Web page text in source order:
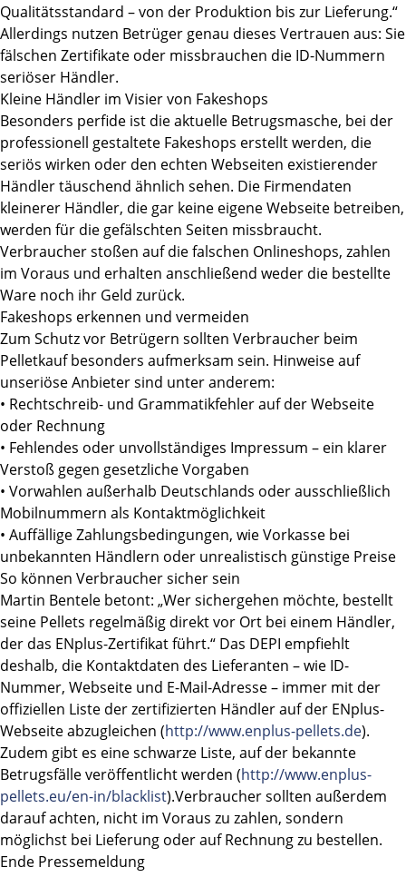
Qualitätsstandard – von der Produktion bis zur Lieferung.“
Allerdings nutzen Betrüger genau dieses Vertrauen aus: Sie
fälschen Zertifikate oder missbrauchen die ID-Nummern
seriöser Händler.
Kleine Händler im Visier von Fakeshops
Besonders perfide ist die aktuelle Betrugsmasche, bei der
professionell gestaltete Fakeshops erstellt werden, die
seriös wirken oder den echten Webseiten existierender
Händler täuschend ähnlich sehen. Die Firmendaten
kleinerer Händler, die gar keine eigene Webseite betreiben,
werden für die gefälschten Seiten missbraucht.
Verbraucher stoßen auf die falschen Onlineshops, zahlen
im Voraus und erhalten anschließend weder die bestellte
Ware noch ihr Geld zurück.
Fakeshops erkennen und vermeiden
Zum Schutz vor Betrügern sollten Verbraucher beim
Pelletkauf besonders aufmerksam sein. Hinweise auf
unseriöse Anbieter sind unter anderem:
• Rechtschreib- und Grammatikfehler auf der Webseite
oder Rechnung
• Fehlendes oder unvollständiges Impressum – ein klarer
Verstoß gegen gesetzliche Vorgaben
• Vorwahlen außerhalb Deutschlands oder ausschließlich
Mobilnummern als Kontaktmöglichkeit
• Auffällige Zahlungsbedingungen, wie Vorkasse bei
unbekannten Händlern oder unrealistisch günstige Preise
So können Verbraucher sicher sein
Martin Bentele betont: „Wer sichergehen möchte, bestellt
seine Pellets regelmäßig direkt vor Ort bei einem Händler,
der das ENplus-Zertifikat führt.“ Das DEPI empfiehlt
deshalb, die Kontaktdaten des Lieferanten – wie ID-
Nummer, Webseite und E-Mail-Adresse – immer mit der
offiziellen Liste der zertifizierten Händler auf der ENplus-
Webseite abzugleichen (http://www.enplus-pellets.de).
Zudem gibt es eine schwarze Liste, auf der bekannte
Betrugsfälle veröffentlicht werden (http://www.enplus-
pellets.eu/en-in/blacklist).Verbraucher sollten außerdem
darauf achten, nicht im Voraus zu zahlen, sondern
möglichst bei Lieferung oder auf Rechnung zu bestellen.
Ende Pressemeldung